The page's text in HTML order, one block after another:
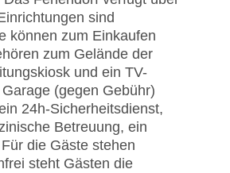
sind
können zum Einkaufen
zum Gelände der
und ein TV-
(gegen Gebühr)
24h-Sicherheitsdienst,
Betreuung, ein
die Gäste stehen
steht Gästen die